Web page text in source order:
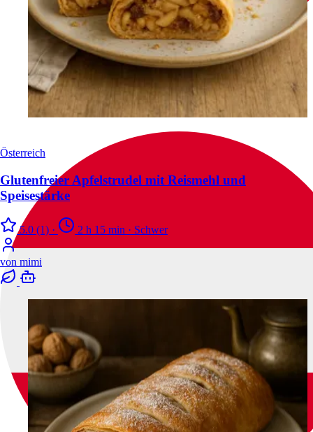
Österreich
Glutenfreier Apfelstrudel mit Reismehl und
Speisestärke
5.0 (1) · 2 h 15 min · Schwer
von mimi